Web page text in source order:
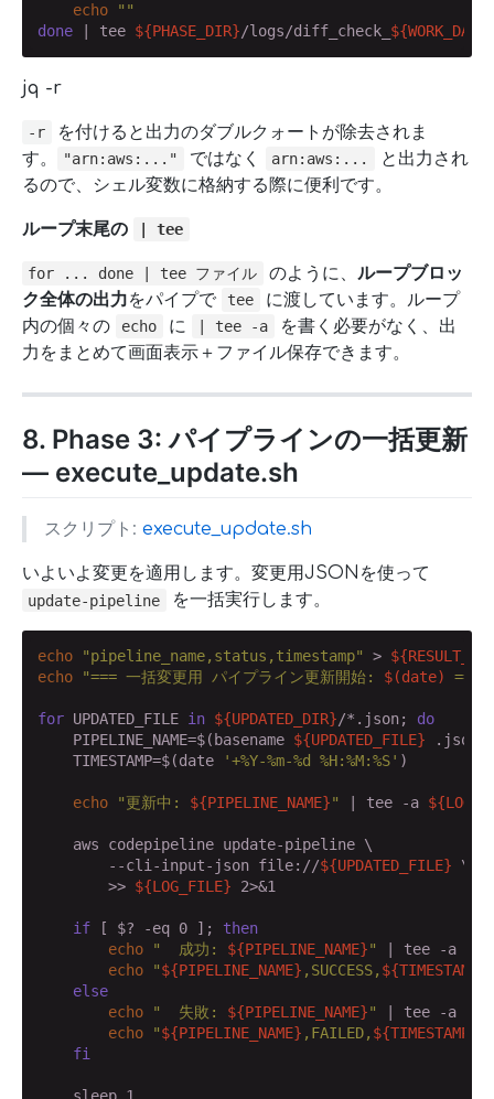
echo
""
done | tee ${PHASE_DIR}/logs/diff_check_
jq -r
-r
を付けると出力のダブルクォートが除去されま
す。
"arn:aws:..." ではなく arn:aws:...
と出力され
るので、シェル変数に格納する際に便利です。
ループ末尾の | tee
for ... done | tee ファイル のように、 ループブロッ
ク全体の出力をパイプで tee
に渡しています。ループ
内の個々の
echo に | tee -a
を書く必要がなく、出
力をまとめて画面表示＋ファイル保存できます。
8. Phase 3: パイプラインの一括更新
— execute_update.sh
スクリプト: execute_update.sh
いよいよ変更を適用します。変更用JSONを使って
update-pipeline を一括実行します。
echo "pipeline_name,status,timestamp" >
echo
"=== 一括変更用 パイプライン更新開始: $(date) ==="
for UPDATED_FILE in ${UPDATED_DIR}/*.json; do
    PIPELINE_NAME=$(basename
${UPDATED_FILE} .json)
    TIMESTAMP=$(date
'+%Y-%m-%d %H:%M:%S' )
echo "更新中: ${PIPELINE_NAME}" | tee -a
    aws codepipeline update-pipeline \
        --cli-input-json file://
${UPDATED_FILE} \
        >>
${LOG_FILE} 2>&1
if [ $? -eq 0 ]; then
echo
"  成功: ${PIPELINE_NAME}" | tee -a
echo
"${PIPELINE_NAME} ,SUCCESS, ${TIMESTAMP}
else
echo
"  失敗: ${PIPELINE_NAME}" | tee -a
echo
"${PIPELINE_NAME} ,FAILED, ${TIMESTAMP}
fi